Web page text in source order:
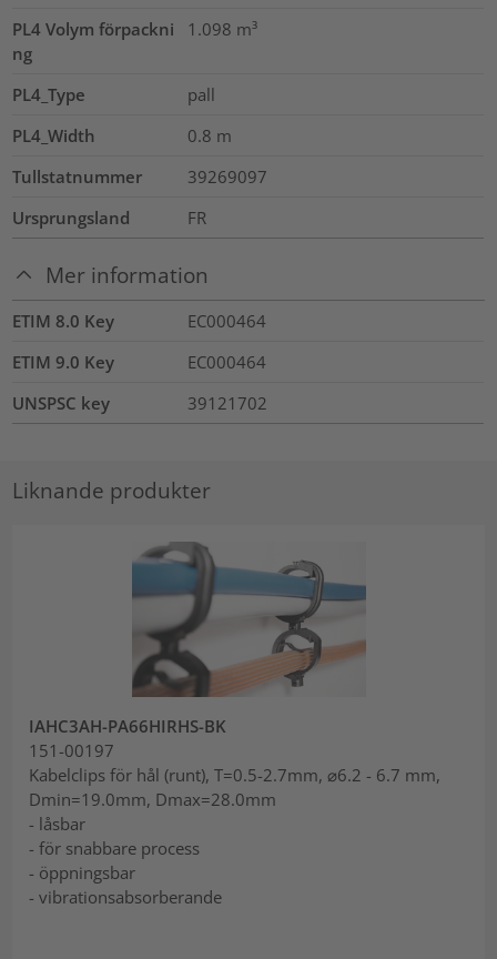
PL4 Volym förpackni
ng
1.098 m³
PL4_Type
pall
PL4_Width
0.8 m
Tullstatnummer
39269097
Ursprungsland
FR
Mer information
ETIM 8.0 Key
EC000464
ETIM 9.0 Key
EC000464
UNSPSC key
39121702
Liknande produkter
IAHC3AH-PA66HIRHS-BK
151-00197
Kabelclips för hål (runt), T=0.5-2.7mm, ⌀6.2 - 6.7 mm,
Dmin=19.0mm, Dmax=28.0mm
- låsbar
- för snabbare process
- öppningsbar
- vibrationsabsorberande